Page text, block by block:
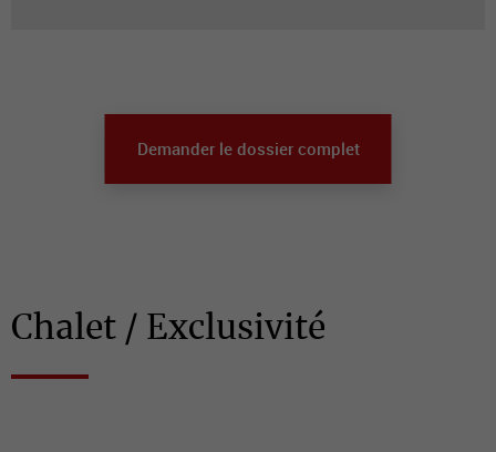
Chalet / Exclusivité
Demander le dossier complet